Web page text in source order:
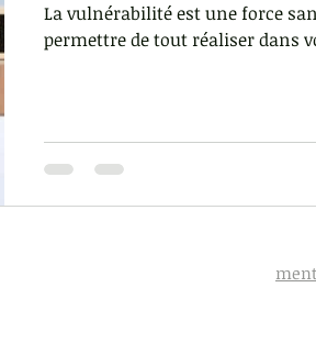
La réussite
La vulnérabilité est une force
permettre de tout réaliser dans